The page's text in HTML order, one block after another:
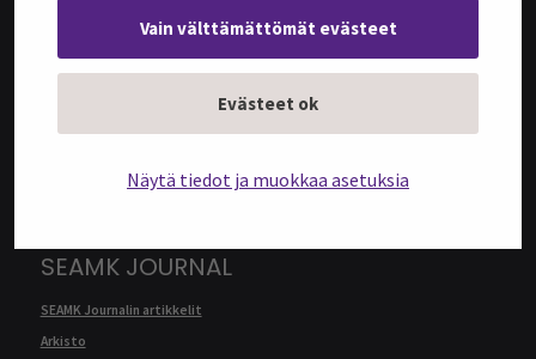
Vain välttämättömät evästeet
Evästeet ok
Näytä tiedot ja muokkaa asetuksia
@SEAMK-VERKKOLEHTI
SEAMK JOURNAL
SEAMK Journalin artikkelit
Arkisto